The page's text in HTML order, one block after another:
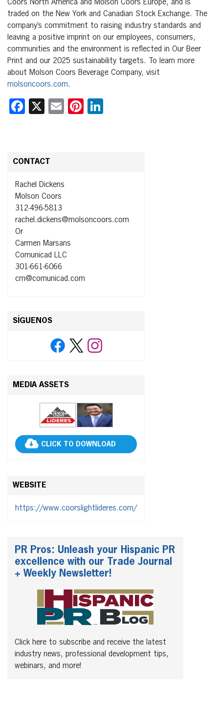
Coors North America and Molson Coors Europe, and is
traded on the New York and Canadian Stock Exchange. The
company’s commitment to raising industry standards and
leaving a positive imprint on our employees, consumers,
communities and the environment is reflected in Our Beer
Print and our 2025 sustainability targets. To learn more
about Molson Coors Beverage Company, visit
molsoncoors.com.
Facebook
X EmailPinterest
CONTACT
Rachel Dickens
Molson Coors
312-496-5813
rachel.dickens@molsoncoors.com
Or
Carmen Marsans
Comunicad LLC
301-661-6066
cm@comunicad.com
SÍGUENOS
MEDIA ASSETS
CLICK TO DOWNLOAD
WEBSITE
https://www.coorslightlideres.com/
PR Pros: Unleash your Hispanic PR
excellence with our Trade Journal
+ Weekly Newsletter!
Click here to subscribe and receive the latest
industry news, professional development tips,
webinars, and more!